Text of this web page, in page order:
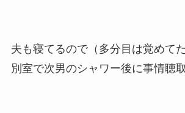
夫も寝てるので（多分目は覚めて
別室で次男のシャワー後に事情聴取